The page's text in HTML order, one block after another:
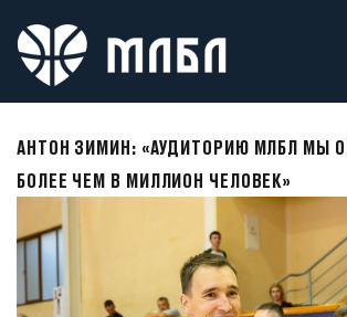
АНТОН ЗИМИН: «АУДИТОРИЮ МЛБЛ МЫ
БОЛЕЕ ЧЕМ В МИЛЛИОН ЧЕЛОВЕК»